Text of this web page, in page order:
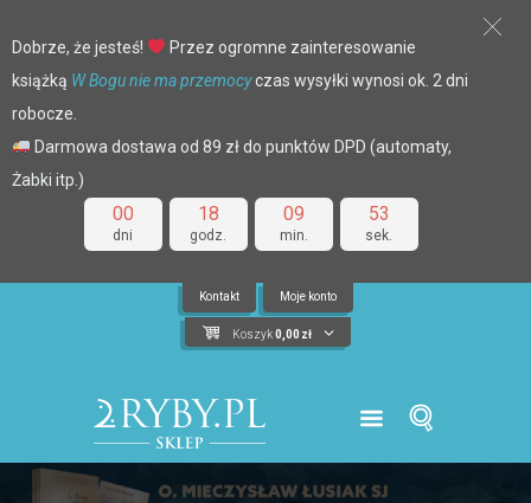
00
dni
18
godz.
09
min.
52
sek.
Dobrze, że jesteś!
Przez ogromne zainteresowanie
książką W Bogu nie ma przemocyczas wysyłki wynosi ok. 2 dni
robocze.
Darmowa dostawa od 89 zł do punktów DPD (automaty,
Żabki itp.)
Kontakt Moje konto
Koszyk 0,00 zł